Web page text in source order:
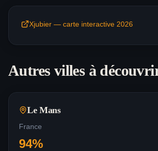
Xjubier — carte interactive 2026
Autres villes à
Le Mans
France
94%